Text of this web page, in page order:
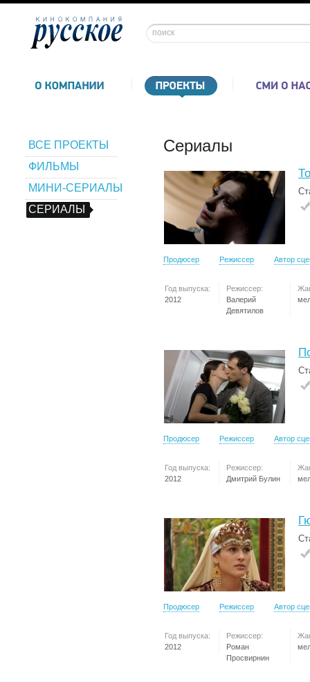
ВСЕ ПРОЕКТЫ
ФИЛЬМЫ
МИНИ-СЕРИАЛЫ
СЕРИАЛЫ
Сериалы
Продюсер Режиссер Автор
Год выпуска:
2012
Режиссер:
Валерий
Девятилов
Продюсер Режиссер Автор
Год выпуска:
2012
Режиссер:
Дмитрий Булин
Продюсер Режиссер Автор
Год выпуска:
2012
Режиссер:
Роман
Просвирнин